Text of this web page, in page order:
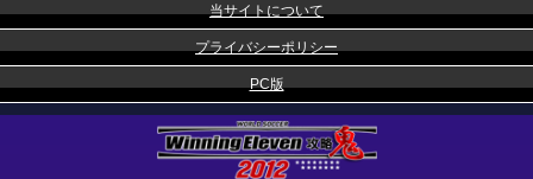
当サイトについて
プライバシーポリシー
PC版